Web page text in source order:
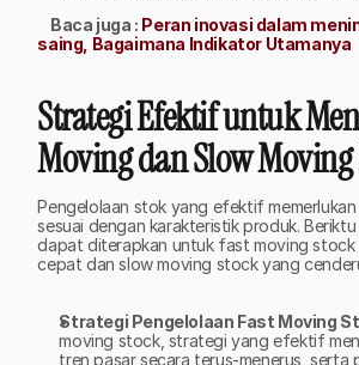
Baca juga : Peran inovasi dalam
saing, Bagaimana Indikator Utamanya
Strategi Efektif untuk
Moving dan Slow Moving
Pengelolaan stok yang efektif
sesuai dengan karakteristik produk.
dapat diterapkan untuk fast moving stock
cepat dan slow moving stock yang
Strategi Pengelolaan Fast Moving
moving stock, strategi yang efektif
tren pasar secara terus-menerus, serta